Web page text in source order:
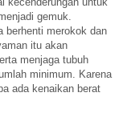
gemuk.
berhenti merokok dan
itu akan
menjaga tubuh
minimum. Karena
ada kenaikan berat